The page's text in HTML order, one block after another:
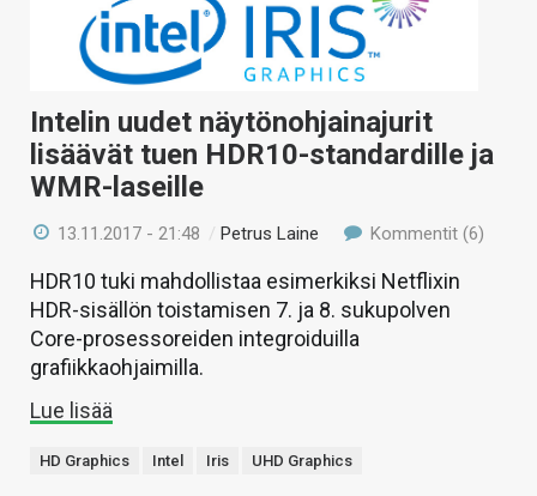
Intelin uudet näytönohjainajurit
lisäävät tuen HDR10-standardille ja
WMR-laseille
13.11.2017 - 21:48 /Petrus Laine Kommentit (6)
HDR10 tuki mahdollistaa esimerkiksi Netflixin
HDR-sisällön toistamisen 7. ja 8. sukupolven
Core-prosessoreiden integroiduilla
grafiikkaohjaimilla.
Lue lisää
HD Graphics Intel Iris UHD Graphics